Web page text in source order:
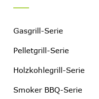
Gasgrill-Serie
Pelletgrill-Serie
Holzkohlegrill-Serie
Smoker BBQ-Serie